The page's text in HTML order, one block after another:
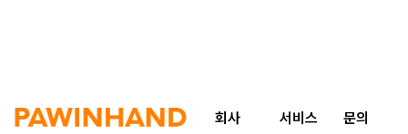
회사 서비스 문의